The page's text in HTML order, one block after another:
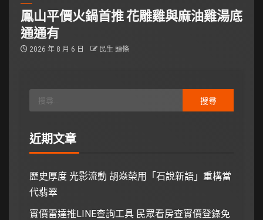
鳳山平價火鍋首推 花雕雞與麻油雞湯底
通通有
2026 年 8 月 6 日 民生 頭條
近期文章
歷史厚度 光影流動 胡焱榮用「石說新語」重構當
代翡翠
實價雷達推LINE查詢工具 民眾看房查實價登錄免